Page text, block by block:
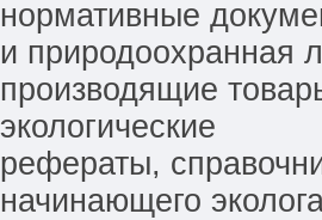
нормативные
и природоохранная
производящие
экологические
рефераты,
начинающего